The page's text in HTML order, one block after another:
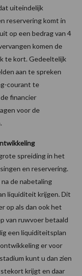
uiteindelijk
reservering komt in
op een bedrag van 4
komen de
te kort. Gedeeltelijk
aan te spreken
courant te
financier
voor de
spreiding in het
en reservering.
de nabetaling
liquiditeit krijgen. Dit
op als dan ook het
van ruwvoer betaald
een liquiditeitsplan
er voor
kunt u dan zien
krijgt en daar